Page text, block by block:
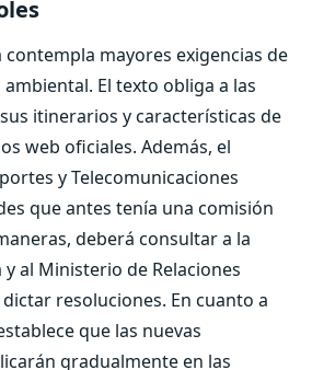
contempla mayores exigencias de
El texto obliga a las
itinerarios y características de
web oficiales. Además, el
y Telecomunicaciones
que antes tenía una comisión
deberá consultar a la
al Ministerio de Relaciones
resoluciones. En cuanto a
que las nuevas
gradualmente en las